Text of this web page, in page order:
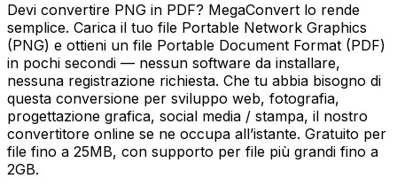
Devi convertire PNG in PDF? MegaConvert lo rende
semplice. Carica il tuo file Portable Network Graphics
(PNG) e ottieni un file Portable Document Format (PDF)
in pochi secondi — nessun software da installare,
nessuna registrazione richiesta. Che tu abbia bisogno di
questa conversione per sviluppo web, fotografia,
progettazione grafica, social media / stampa, il nostro
convertitore online se ne occupa all’istante. Gratuito per
file fino a 25MB, con supporto per file più grandi fino a
2GB.